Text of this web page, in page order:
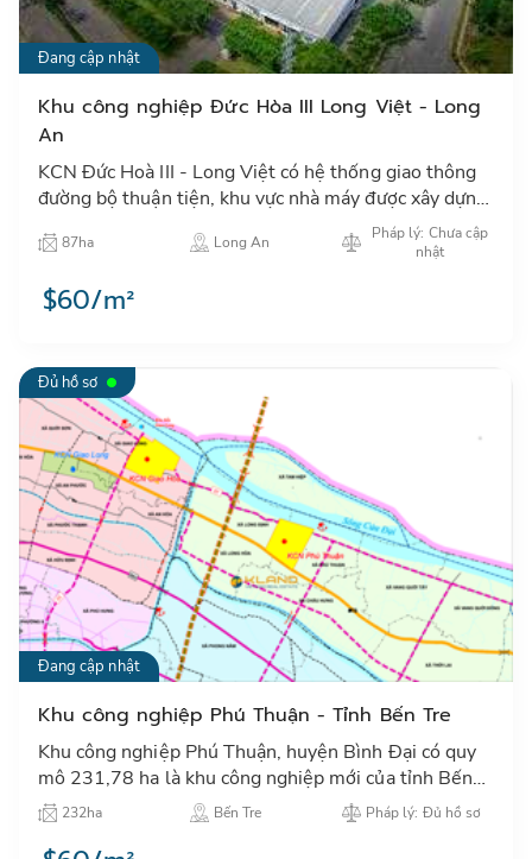
Đang cập nhật
Khu công nghiệp Đức Hòa III Long Việt - Long
An
KCN Đức Hoà III - Long Việt có hệ thống giao thông
đường bộ thuận tiện, khu vực nhà máy được xây dựng
87ha Long An
Pháp lý: Chưa cập
nhật
$60/m²
Đủ hồ sơ
Đang cập nhật
Khu công nghiệp Phú Thuận - Tỉnh Bến Tre
Khu công nghiệp Phú Thuận, huyện Bình Đại có quy
mô 231,78 ha là khu công nghiệp mới của tỉnh Bến
Tre với vị trí kết nối giao thông thuận lợi…
232ha Bến Tre Pháp lý: Đủ hồ sơ